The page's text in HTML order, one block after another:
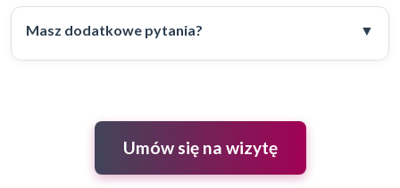
Masz dodatkowe pytania?
Umów się na wizytę